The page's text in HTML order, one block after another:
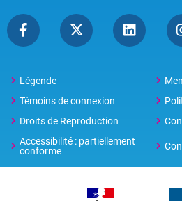
Légende
Témoins de connexion
Droits de Reproduction
Accessibilité : partiellement
conforme